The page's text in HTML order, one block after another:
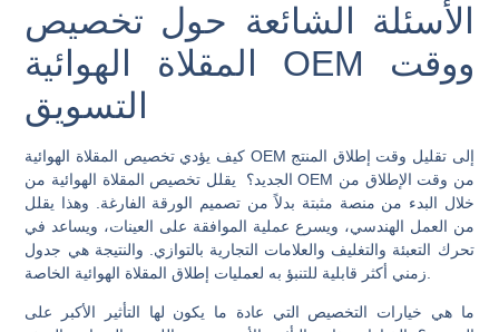
الأسئلة الشائعة حول تخصيص
المقلاة الهوائية OEM ووقت
كيف يؤدي تخصيص المقلاة الهوائية OEM إلى تقليل وقت إطلاق المنتج
الجديد؟
يقلل تخصيص المقلاة الهوائية من OEM من وقت الإطلاق من
خلال البدء من منصة مثبتة بدلاً من تصميم الورقة الفارغة. وهذا يقلل
من العمل الهندسي، ويسرع عملية الموافقة على العينات، ويساعد في
تحرك التعبئة والتغليف والعلامات التجارية بالتوازي. والنتيجة هي جدول
ما هي خيارات التخصيص التي عادة ما يكون لها التأثير الأكبر على